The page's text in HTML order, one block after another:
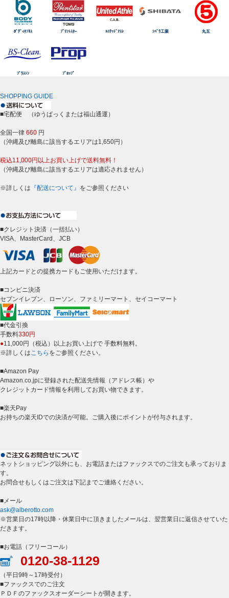
ﾎﾞﾃﾞｨﾀﾌﾈｽ ﾌﾟﾘﾝﾄｽﾀｰ ﾕﾆﾃｯﾄﾞｱｽﾚ ｼﾊﾞﾗ工業 丸五
ﾌﾞﾗｽﾄﾝ ﾌﾟﾛｯﾌﾟ
SHOPPING GUIDE
■宅配便 （ゆうぱっくまたは福山通運）
全国一律 660 円
（沖縄及び離島に該当するエリアは1,650円）
税込11,000円以上お買い上げで送料無料！
（沖縄及び離島に該当するエリアは適応されません）
※詳しくは 『配送について』 をご参照ください
■クレジット決済（一括払い）
VISA、MasterCard、JCB
上記カードとの提携カードもご使用いただけます。
■コンビニ決済
セブンイレブン、ローソン、ファミリーマート、セイコーマート
■代金引換
手数料330円
●11,000円（税込）以上お買い上げで 手数料無料。
※詳しくはこちら をご参照ください。
■Amazon Pay
Amazon.co.jpに登録された配送先情報（アドレス帳）や
クレジットカード情報を利用してお買い物できます。
■楽天Pay
お持ちの楽天IDでの決済が可能。ご購入後にポイントが付与されます。
ネットショッピング以外にも、お電話またはファックスでのご注文も承っておりま
す。
お問合せもしくはご注文は下記までご連絡ください。
■メール
ask@alberotto.com
※営業日の17時以降・休業日中に頂きましたメールは、翌営業日に返信させていた
だきます。
■お電話（フリーコール）
0120-38-1129
（平日9時～17時受付）
■ファックスでのご注文
ＰＤＦのファックスオーダーシートが開きます。